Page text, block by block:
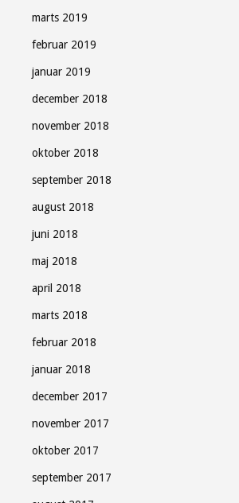
marts 2019
februar 2019
januar 2019
december 2018
november 2018
oktober 2018
september 2018
august 2018
juni 2018
maj 2018
april 2018
marts 2018
februar 2018
januar 2018
december 2017
november 2017
oktober 2017
september 2017